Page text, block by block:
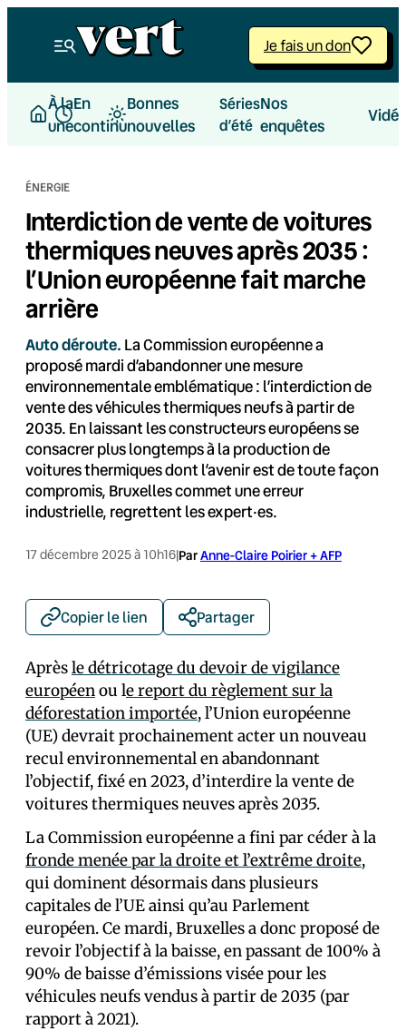
Je fais un don
À la
une
En
continu
Bonnes
nouvelles
Séries
d’été
Nos
enquêtes
ÉNERGIE
Interdiction de vente de voitures
thermiques neuves après 2035 :
l’Union européenne fait marche
arrière
Auto déroute. La Commission européenne a
proposé mardi d’abandonner une mesure
environnementale emblématique : l’interdiction de
vente des véhicules thermiques neufs à partir de
2035. En laissant les constructeurs européens se
consacrer plus longtemps à la production de
voitures thermiques dont l’avenir est de toute façon
compromis, Bruxelles commet une erreur
industrielle, regrettent les expert·es.
17 décembre 2025 à 10h16|ParAnne-Claire Poirier + AFP
Copier le lien Partager
Aprèsle détricotage du devoir de vigilance
européenou le report du règlement sur la
déforestation importée, l’Union européenne
(UE) devrait prochainement acter un nouveau
recul environnemental en abandonnant
l’objectif, fixé en 2023, d’interdire la vente de
voitures thermiques neuves après 2035.
La Commission européenne a fini par céder à la
fronde menée par la droite et l’extrême droite,
qui dominent désormais dans plusieurs
capitales de l’UE ainsi qu’au Parlement
européen. Ce mardi, Bruxelles a donc proposé de
revoir l’objectif à la baisse, en passant de 100% à
90% de baisse d’émissions visée pour les
véhicules neufs vendus à partir de 2035 (par
rapport à 2021).